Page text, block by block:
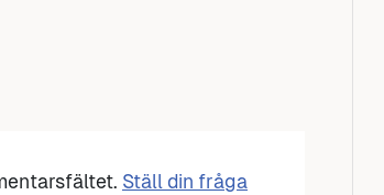
Ställ din fråga